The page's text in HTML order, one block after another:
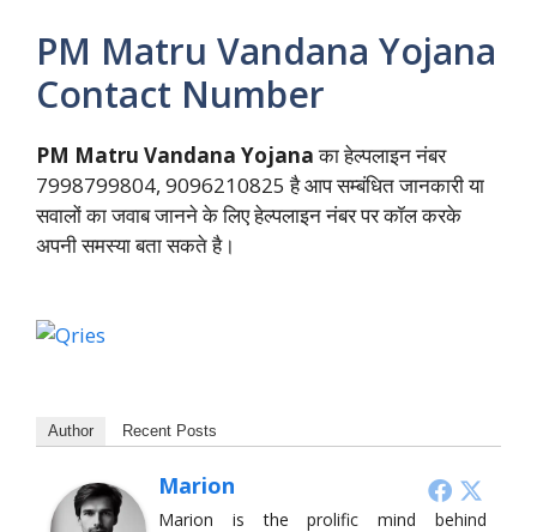
PM Matru Vandana Yojana
Contact Number
PM Matru Vandana Yojanaका हेल्पलाइन नंबर
7998799804, 9096210825 है आप सम्बंधित जानकारी या
सवालों का जवाब जानने के लिए हेल्पलाइन नंबर पर कॉल करके
अपनी समस्या बता सकते है।
Author Recent Posts
Marion
Marion is the prolific mind behind